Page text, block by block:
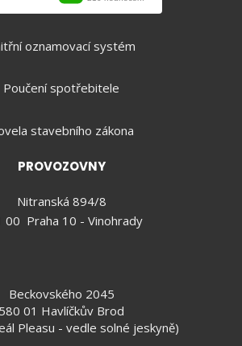
oznamovací systém
Poučení spotřebitele
stavebního zákona
PROVOZOVNY
Nitranská 894/8
00 Praha 10 - Vinohrady
Beckovského 2045
580 01 Havlíčkův Brod
Pleasu - vedle solné jeskyně)